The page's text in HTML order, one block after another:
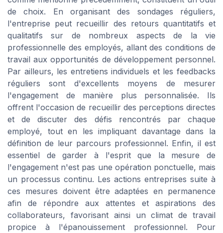
de choix. En organisant des sondages réguliers,
l'entreprise peut recueillir des retours quantitatifs et
qualitatifs sur de nombreux aspects de la vie
professionnelle des employés, allant des conditions de
travail aux opportunités de développement personnel.
Par ailleurs, les entretiens individuels et les feedbacks
réguliers sont d'excellents moyens de mesurer
l'engagement de manière plus personnalisée. Ils
offrent l'occasion de recueillir des perceptions directes
et de discuter des défis rencontrés par chaque
employé, tout en les impliquant davantage dans la
définition de leur parcours professionnel. Enfin, il est
essentiel de garder à l'esprit que la mesure de
l'engagement n'est pas une opération ponctuelle, mais
un processus continu. Les actions entreprises suite à
ces mesures doivent être adaptées en permanence
afin de répondre aux attentes et aspirations des
collaborateurs, favorisant ainsi un climat de travail
propice à l'épanouissement professionnel. Pour